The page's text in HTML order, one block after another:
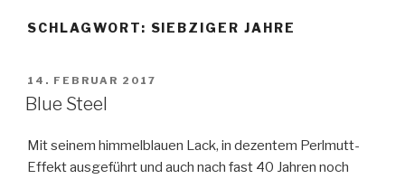
SCHLAGWORT: SIEBZIGER JAHRE
VERÖFFENTLICHT
AM
14. FEBRUAR 2017
Blue Steel
Mit seinem himmelblauen Lack, in dezentem Perlmutt-
Effekt ausgeführt und auch nach fast 40 Jahren noch